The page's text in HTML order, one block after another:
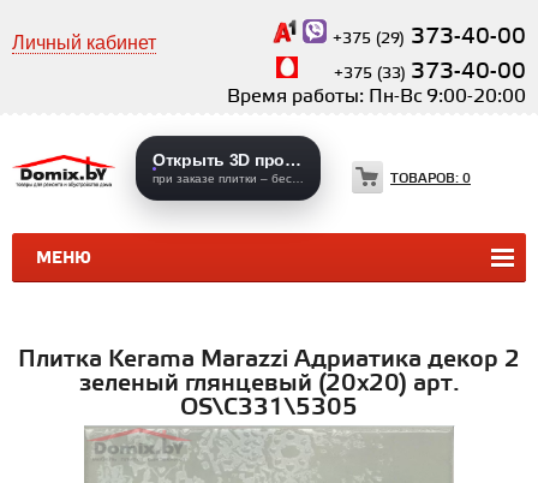
Личный кабинет +375 (29) 373-40-00
+375 (33) 373-40-00
Время работы: Пн-Вс 9:00-20:00
МЕНЮ
Открыть 3D проекты
ТОВАРОВ: 0
КЕРАМИЧЕСКАЯ ПЛИТКА
Плитка Kerama Marazzi Адриатика декор 2
зеленый глянцевый (20х20) арт.
OS\C331\5305